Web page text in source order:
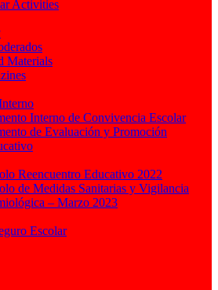
Activities
Materials
Interno de Convivencia Escolar
de Evaluación y Promoción
Reencuentro Educativo 2022
de Medidas Sanitarias y Vigilancia
– Marzo 2023
Escolar